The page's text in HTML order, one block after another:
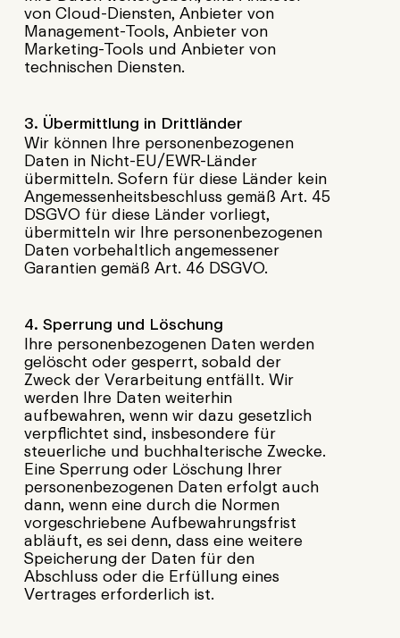
von Cloud-Diensten, Anbieter von
Management-Tools, Anbieter von
Marketing-Tools und Anbieter von
technischen Diensten.
3. Übermittlung in Drittländer
Wir können Ihre personenbezogenen
Daten in Nicht-EU/EWR-Länder
übermitteln. Sofern für diese Länder kein
Angemessenheitsbeschluss gemäß Art. 45
DSGVO für diese Länder vorliegt,
übermitteln wir Ihre personenbezogenen
Daten vorbehaltlich angemessener
Garantien gemäß Art. 46 DSGVO.
4. Sperrung und Löschung
Ihre personenbezogenen Daten werden
gelöscht oder gesperrt, sobald der
Zweck der Verarbeitung entfällt. Wir
werden Ihre Daten weiterhin
aufbewahren, wenn wir dazu gesetzlich
verpflichtet sind, insbesondere für
steuerliche und buchhalterische Zwecke.
Eine Sperrung oder Löschung Ihrer
personenbezogenen Daten erfolgt auch
dann, wenn eine durch die Normen
vorgeschriebene Aufbewahrungsfrist
abläuft, es sei denn, dass eine weitere
Speicherung der Daten für den
Abschluss oder die Erfüllung eines
Vertrages erforderlich ist.